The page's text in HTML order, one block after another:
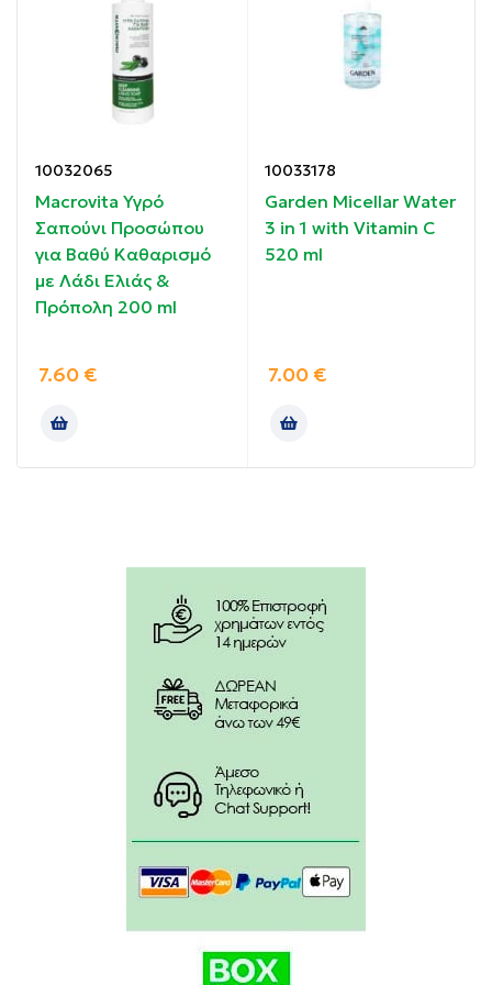
αστικής ζωής.
Συσκευασία: 100 ml
Ιδιότητες:
Καθαρίζει σε βάθος.
Ενυδατώνει & θρέφει.
Απομακρύνει τους ρύπους & το μακιγιάζ.
σχηματιστεί μαλακός αφρός, αποφεύγοντας την
Συστατικά:
Aqua, Sodium Cocoyl Isethionate, Hydrogenated
Starch Hydrolysate, Stearic Acid, Palmitic Acid,
Glycerin, Vaccinium Myrtillus Fruit WaterH, Vaccinium
Vulcanorum Fruit ExtractWH, Rubus Arcticus Fruit
Extract*, Salvia Officinalis Leaf Extract*, Sambucus
Nigra Flower Extract*, Aralia Mandshurica Leaf/Stem
Extract*, Hippophae Rhamnoides Fruit ExtractWH,
Rhododendron Adamsii Leaf/Stem ExtractWH,
Allantoin, Sodium Hyaluronate, Xantham Gum, Citric
Acid, Benzyl Alcohol, Sodium Benzoate, Potassium
Sorbate, Parfum, CI 28440, CI 16035.
10032065
Macrovita Υγρό
Σαπούνι Προσώπου
για Βαθύ Καθαρισμό
με Λάδι Ελιάς &
Πρόπολη 200 ml
7.60 €
10033178
Garden Micellar Water
3 in 1 with Vitamin C
520 ml
7.00 €